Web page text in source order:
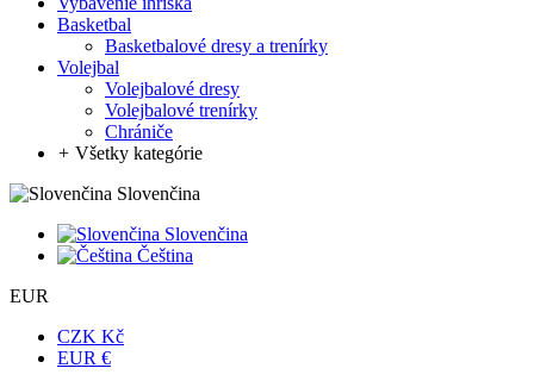
Basketbal
Basketbalové dresy a trenírky
Volejbal
Volejbalové dresy
Volejbalové trenírky
Chrániče
+ Všetky kategórie
Slovenčina
Slovenčina
Čeština
EUR
CZK Kč
EUR €